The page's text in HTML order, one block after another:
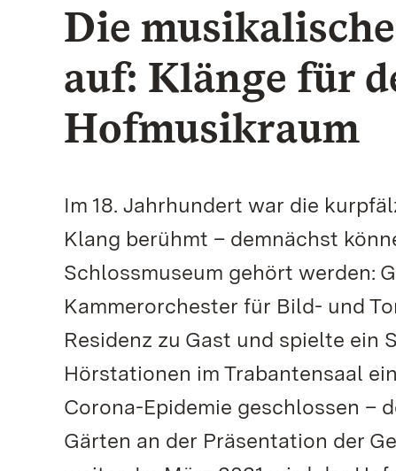
Die
auf: Klänge für
Hofmusikraum
Im 18. Jahrhundert war die
Klang berühmt – demnächst
Schlossmuseum gehört werden:
Kammerorchester für Bild- und
Residenz zu Gast und spielte ein
Hörstationen im Trabantensaal
Corona-Epidemie geschlossen –
Gärten an der Präsentation der